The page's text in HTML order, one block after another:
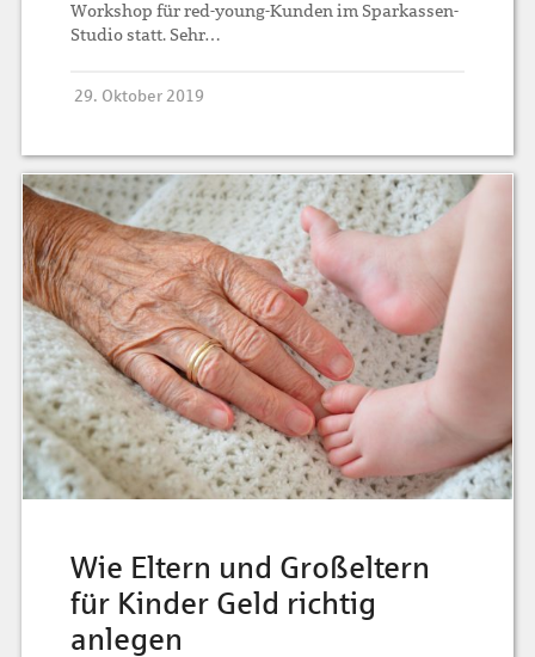
Workshop für red-young-Kunden im Sparkassen-
Studio statt. Sehr…
29. Oktober 2019
Wie Eltern und Großeltern
für Kinder Geld richtig
anlegen